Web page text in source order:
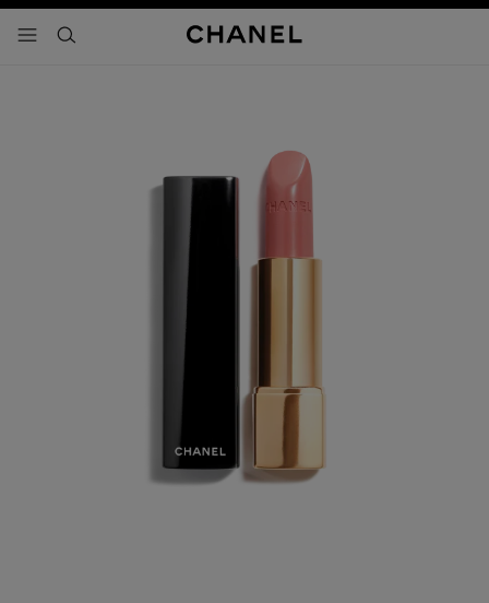
- navegación principal
buscar